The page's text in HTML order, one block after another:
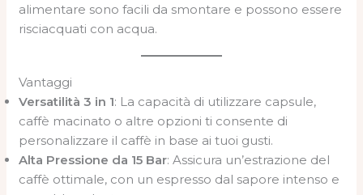
alimentare sono facili da smontare e possono essere
risciacquati con acqua.
Vantaggi
Versatilità 3 in 1: La capacità di utilizzare capsule,
caffè macinato o altre opzioni ti consente di
personalizzare il caffè in base ai tuoi gusti.
Alta Pressione da 15 Bar: Assicura un’estrazione del
caffè ottimale, con un espresso dal sapore intenso e